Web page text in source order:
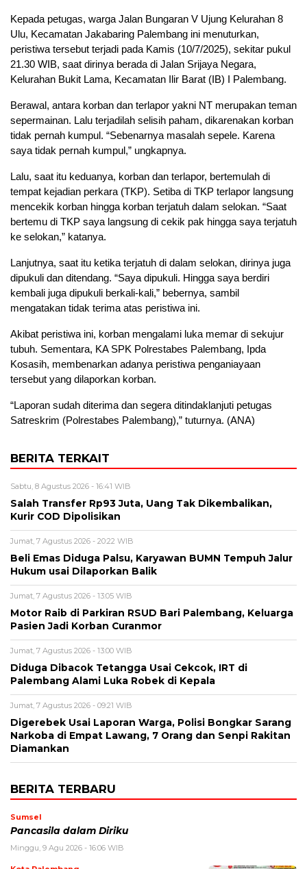
Kepada petugas, warga Jalan Bungaran V Ujung Kelurahan 8
Ulu, Kecamatan Jakabaring Palembang ini menuturkan,
peristiwa tersebut terjadi pada Kamis (10/7/2025), sekitar pukul
21.30 WIB, saat dirinya berada di Jalan Srijaya Negara,
Kelurahan Bukit Lama, Kecamatan Ilir Barat (IB) I Palembang.
Berawal, antara korban dan terlapor yakni NT merupakan teman
sepermainan. Lalu terjadilah selisih paham, dikarenakan korban
tidak pernah kumpul. “Sebenarnya masalah sepele. Karena
saya tidak pernah kumpul,” ungkapnya.
Lalu, saat itu keduanya, korban dan terlapor, bertemulah di
tempat kejadian perkara (TKP). Setiba di TKP terlapor langsung
mencekik korban hingga korban terjatuh dalam selokan. “Saat
bertemu di TKP saya langsung di cekik pak hingga saya terjatuh
ke selokan,” katanya.
Lanjutnya, saat itu ketika terjatuh di dalam selokan, dirinya juga
dipukuli dan ditendang. “Saya dipukuli. Hingga saya berdiri
kembali juga dipukuli berkali-kali,” bebernya, sambil
mengatakan tidak terima atas peristiwa ini.
Akibat peristiwa ini, korban mengalami luka memar di sekujur
tubuh. Sementara, KA SPK Polrestabes Palembang, Ipda
Kosasih, membenarkan adanya peristiwa penganiayaan
tersebut yang dilaporkan korban.
“Laporan sudah diterima dan segera ditindaklanjuti petugas
Satreskrim (Polrestabes Palembang),” tuturnya. (ANA)
BERITA TERKAIT
Sabtu, 8 Agustus 2026 - 16:41 WIB
Salah Transfer Rp93 Juta, Uang Tak Dikembalikan,
Kurir COD Dipolisikan
Jumat, 7 Agustus 2026 - 20:22 WIB
Beli Emas Diduga Palsu, Karyawan BUMN Tempuh Jalur
Hukum usai Dilaporkan Balik
Jumat, 7 Agustus 2026 - 13:05 WIB
Motor Raib di Parkiran RSUD Bari Palembang, Keluarga
Pasien Jadi Korban Curanmor
Jumat, 7 Agustus 2026 - 13:00 WIB
Diduga Dibacok Tetangga Usai Cekcok, IRT di
Palembang Alami Luka Robek di Kepala
Jumat, 7 Agustus 2026 - 09:21 WIB
Digerebek Usai Laporan Warga, Polisi Bongkar Sarang
Narkoba di Empat Lawang, 7 Orang dan Senpi Rakitan
Diamankan
BERITA TERBARU
Sumsel
Pancasila dalam Diriku
Minggu, 9 Agu 2026 - 16:06 WIB